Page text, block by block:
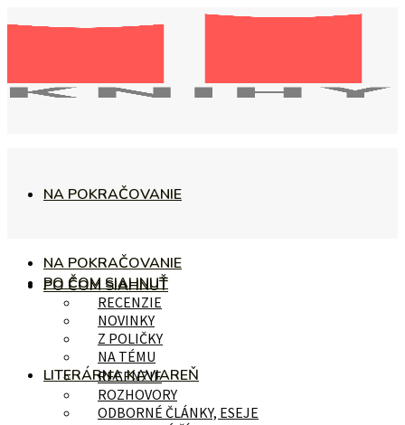
NA POKRAČOVANIE
PO ČOM SIAHNUŤ
RECENZIE
NA POKRAČOVANIE
PO ČOM SIAHNUŤ
RECENZIE
NOVINKY
Z POLIČKY
NA TÉMU
LITERÁRNA KAVIAREŇ
ROZHOVORY
ODBORNÉ ČLÁNKY, ESEJE